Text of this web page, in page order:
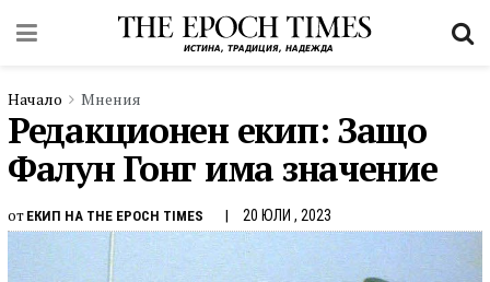
Начало Мнения
Редакционен екип: Защо
Фалун Гонг има значение
от ЕКИП НА THE EPOCH TIMES 20 ЮЛИ , 2023